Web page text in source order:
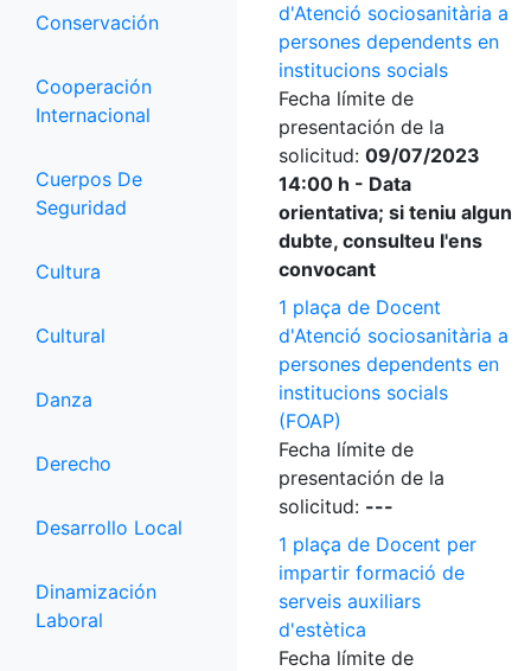
Conservación
Cooperación
Internacional
Cuerpos De
Seguridad
Cultura
Cultural
Danza
Derecho
Desarrollo Local
Dinamización
Laboral
d'Atenció sociosanitària a
persones dependents en
institucions socials
Fecha límite de
presentación de la
solicitud: 09/07/2023
14:00 h - Data
orientativa; si teniu algun
dubte, consulteu l'ens
convocant
1 plaça de Docent
d'Atenció sociosanitària a
persones dependents en
institucions socials
(FOAP)
Fecha límite de
presentación de la
solicitud: ---
1 plaça de Docent per
impartir formació de
serveis auxiliars
d'estètica
Fecha límite de